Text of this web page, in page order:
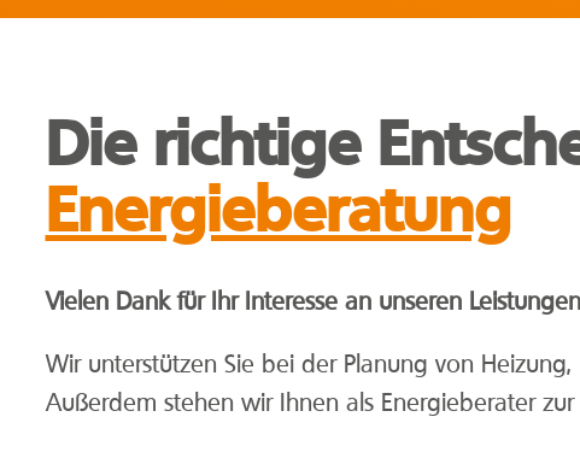
Die richtige
Energieberatung
Vielen Dank für Ihr Interesse an unseren
Wir unterstützen Sie bei der Planung von
Außerdem stehen wir Ihnen als Energieberater zur